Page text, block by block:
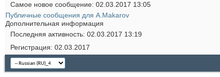
Самое новое сообщение 02.03.2017 13:05
Публичные сообщения для A.Makarov
Дополнительная информация
Последняя активность 02.03.2017 13:19
Регистрация 02.03.2017